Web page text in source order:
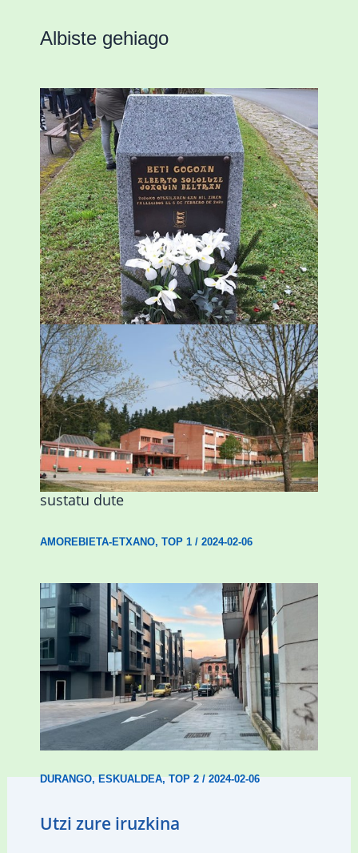
Albiste gehiago
«Azkenengo 40 urteetan Zaldibar jo zuen
ingurumen-hondamendirik larriena»
ESKUALDEA,ZALDIBAR/2024-02-06
Amorebietak eta Eusko Jaurlaritzak
Urritxen institutu berri bat eraikitzea
sustatu dute
AMOREBIETA-ETXANO, TOP 1/ 2024-02-06
Udal etxebizitza tasatuei buruzko lehen
ordenantza izango du Durangok
DURANGO,ESKUALDEA,TOP 2/2024-02-06
Utzi zure iruzkina